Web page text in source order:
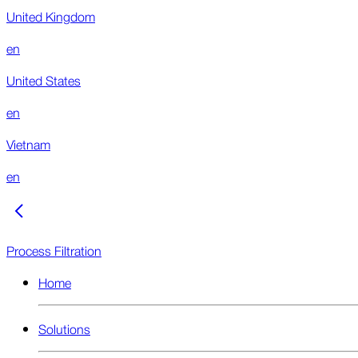
United Kingdom
en
United States
en
Vietnam
en
Process Filtration
Home
Solutions